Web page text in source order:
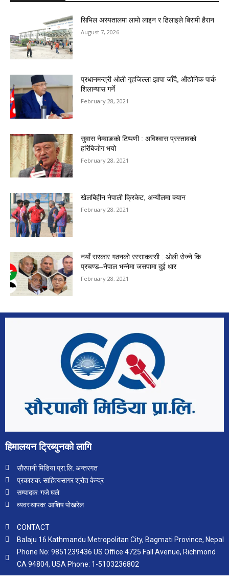
सिभिल अस्पतालमा लामो लाइन र ढिलाइले बिरामी हैरान
August 7, 2026
प्रधानमन्त्री ओली गृहजिल्ला झापा जाँदै, औद्योगिक पार्क
शिलान्यास गर्ने
February 28, 2021
सुवास नेम्वाङको टिप्पणी : अविश्वास प्रस्तावको
हरिबिजोग भयो
February 28, 2021
खेलबिहीन नेपाली क्रिकेट, अन्यौलमा क्यान
February 28, 2021
नयाँ सरकार गठनको रस्साकस्सी : ओली रोज्ने कि
प्रचण्ड–नेपाल भन्नेमा जसपामा दुई धार
February 28, 2021
हिमालयन ट्रिब्युनको लागि
सौरपानी मिडिया प्रा.लि. अन्तरगत
प्रकाशक: साहित्यसागर श्रोत केन्द्र
सम्पादक: गजे घले
व्यवस्थापक: आशिष पोखरेल
CONTACT
Balaju 16 Kathmandu Metropolitan City, Bagmati Province, Nepal
Phone No: 9851239436 US Office 4725 Fall Avenue, Richmond
CA 94804, USA Phone: 1-5103236802